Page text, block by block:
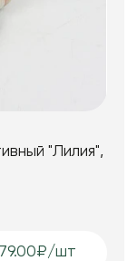
"Лилия",
79.00₽/шт